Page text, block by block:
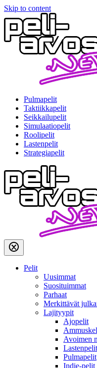
Skip to content
Pulmapelit
Taktiikkapelit
Seikkailupelit
Simulaatiopelit
Roolipelit
Lastenpelit
Strategiapelit
Pelit
Uusimmat
Suosituimmat
Parhaat
Merkittävät
Lajityypit
Ajopelit
Avoimen
Lastenpelit
Pulmapelit
Indie-pelit